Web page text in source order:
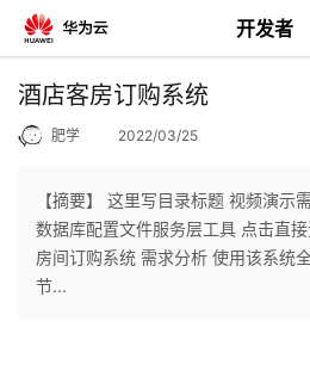
开发者
返
个
酒店客房订购系统
肥学 2022/03/25
【摘要】 这里写目录标题 视频演示
数据库配置文件服务层工具 点击直
房间订购系统 需求分析 使用该系统
节...